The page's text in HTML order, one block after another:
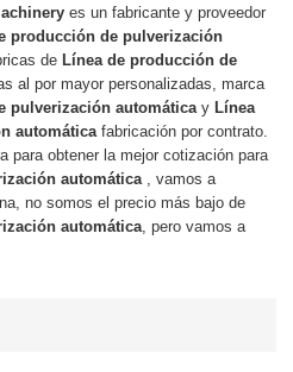
es un fabricante y proveedor
producción de pulverización
de Línea de producción de
al por mayor personalizadas, marca
pulverización automática y Línea
automática fabricación por contrato.
para obtener la mejor cotización para
automática , vamos a
no somos el precio más bajo de
automática , pero vamos a